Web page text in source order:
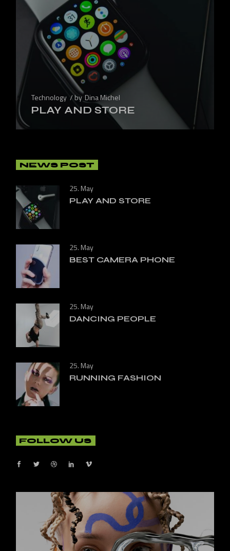
Technology by Dina Michel
PLAY AND STORE
NEWS POST
25. May
PLAY AND STORE
25. May
BEST CAMERA PHONE
25. May
DANCING PEOPLE
25. May
RUNNING FASHION
FOLLOW US